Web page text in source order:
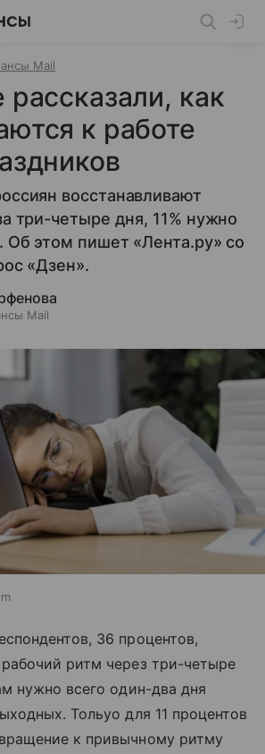
Mail
рассказали, как
к работе
восстанавливают
три-четыре дня, 11% нужно
Об этом пишет «Лента.ру» со
«Дзен».
Mail
36 процентов,
ритм через три-четыре
нужно всего один-два дня
Тольуо для 11 процентов
к привычному ритму